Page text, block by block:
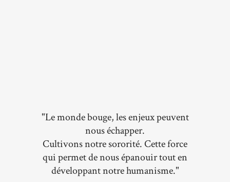
"Le monde bouge, les enjeux peuvent
nous échapper.
Cultivons notre sororité. Cette force
qui permet de nous épanouir tout en
développant notre humanisme."